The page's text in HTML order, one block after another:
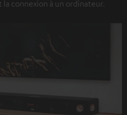
connexion à un ordinateur.